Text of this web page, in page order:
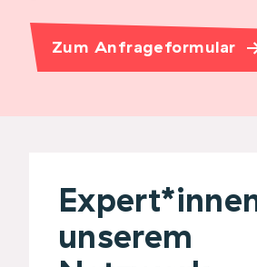
Zum Anfrageformular
unserem